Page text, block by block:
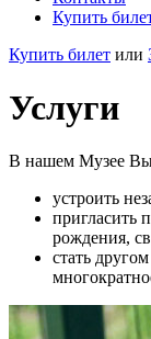
Купить
Купить билет или
Услуги
В нашем Музее
устроить
пригласить
рождения,
стать